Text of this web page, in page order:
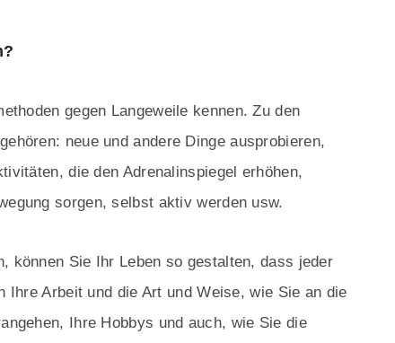
gegen Langeweile kennen. Zu den
neue und andere Dinge ausprobieren,
die den Adrenalinspiegel erhöhen,
sorgen, selbst aktiv werden usw.
können Sie Ihr Leben so gestalten, dass jeder
Ihre Arbeit und die Art und Weise, wie Sie an die
Ihre Hobbys und auch, wie Sie die